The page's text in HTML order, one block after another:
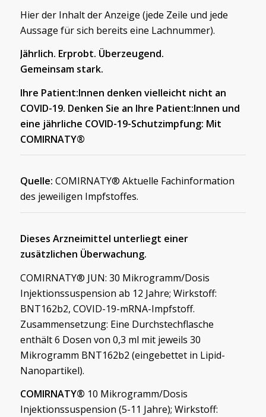
Hier der Inhalt der Anzeige (jede Zeile und jede
Aussage für sich bereits eine Lachnummer).
Jährlich. Erprobt. Überzeugend.
Gemeinsam stark.
Ihre Patient:Innen denken vielleicht nicht an
COVID-19. Denken Sie an Ihre Patient:Innen und
eine jährliche COVID-19-Schutzimpfung: Mit
COMIRNATY®
Quelle: COMIRNATY® Aktuelle Fachinformation
des jeweiligen Impfstoffes.
Dieses Arzneimittel unterliegt einer
zusätzlichen Überwachung.
COMIRNATY® JUN: 30 Mikrogramm/Dosis
Injektionssuspension ab 12 Jahre; Wirkstoff:
BNT162b2, COVID-19-mRNA-Impfstoff.
Zusammensetzung: Eine Durchstechflasche
enthält 6 Dosen von 0,3 ml mit jeweils 30
Mikrogramm BNT162b2 (eingebettet in Lipid-
Nanopartikel).
COMIRNATY® 10 Mikrogramm/Dosis
Injektionssuspension (5-11 Jahre); Wirkstoff: